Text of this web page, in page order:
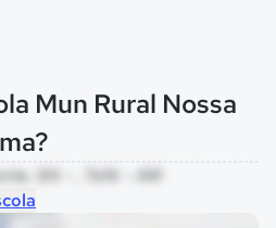
Mun Rural Nossa
SN - , Tefé - AM